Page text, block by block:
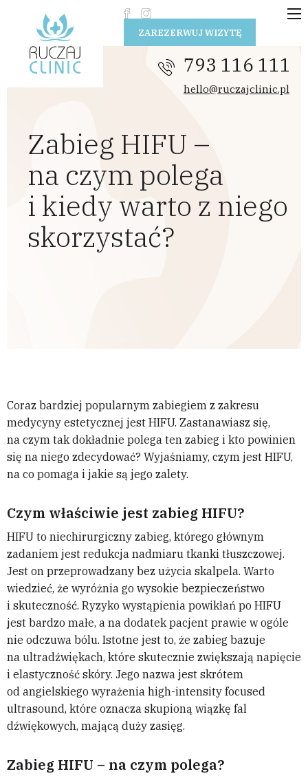
ZAREZERWUJ WIZYTĘ
793 116 111
hello@ruczajclinic.pl
Zabieg HIFU –
na czym polega
i kiedy warto z niego
skorzystać?
Coraz bardziej popularnym zabiegiem z zakresu
medycyny estetycznej jest HIFU. Zastanawiasz się,
na czym tak dokładnie polega ten zabieg i kto powinien
się na niego zdecydować? Wyjaśniamy, czym jest HIFU,
na co pomaga i jakie są jego zalety.
Czym właściwie jest zabieg HIFU?
HIFU to niechirurgiczny zabieg, którego głównym
zadaniem jest redukcja nadmiaru tkanki tłuszczowej.
Jest on przeprowadzany bez użycia skalpela. Warto
wiedzieć, że wyróżnia go wysokie bezpieczeństwo
i skuteczność. Ryzyko wystąpienia powikłań po HIFU
jest bardzo małe, a na dodatek pacjent prawie w ogóle
nie odczuwa bólu. Istotne jest to, że zabieg bazuje
na ultradźwiękach, które skutecznie zwiększają napięcie
i elastyczność skóry. Jego nazwa jest skrótem
od angielskiego wyrażenia high-intensity focused
ultrasound, które oznacza skupioną wiązkę fal
dźwiękowych, mającą duży zasięg.
Zabieg HIFU – na czym polega?